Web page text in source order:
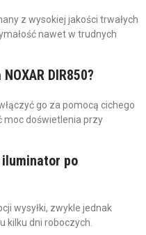
z wysokiej jakości trwałych
nawet w trudnych
DIR850?
go za pomocą cichego
moc doświetlenia przy
po
wysyłki, zwykle jednak
kilku dni roboczych.